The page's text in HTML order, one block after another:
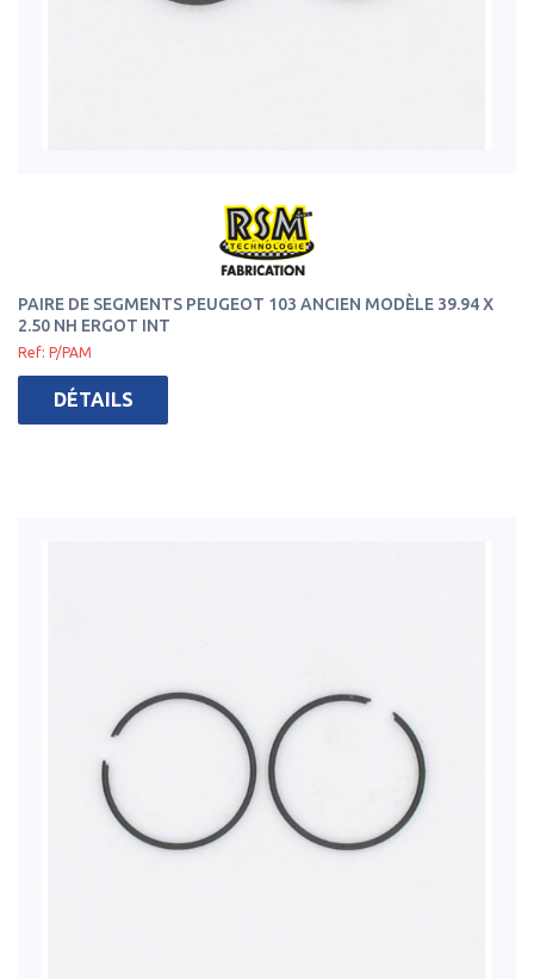
PAIRE DE SEGMENTS PEUGEOT 103 ANCIEN MODÈLE 39.94 X
2.50 NH ERGOT INT
Ref: P/PAM
DÉTAILS